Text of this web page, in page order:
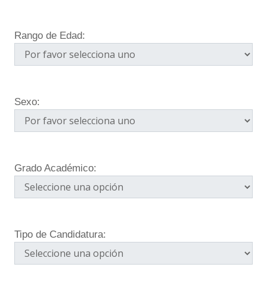
Rango de Edad:
Sexo:
Grado Académico:
Tipo de Candidatura: